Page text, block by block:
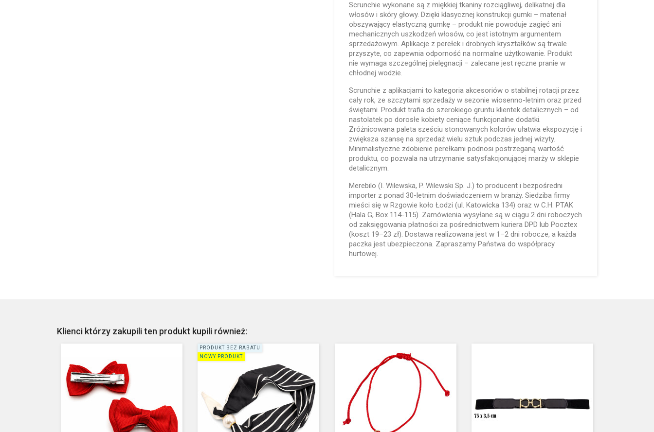
Scrunchie wykonane są z miękkiej tkaniny rozciągliwej, delikatnej dla
włosów i skóry głowy. Dzięki klasycznej konstrukcji gumki – materiał
obszywający elastyczną gumkę – produkt nie powoduje zagięć ani
mechanicznych uszkodzeń włosów, co jest istotnym argumentem
sprzedażowym. Aplikacje z perełek i drobnych kryształków są trwale
przyszyte, co zapewnia odporność na normalne użytkowanie. Produkt
nie wymaga szczególnej pielęgnacji – zalecane jest ręczne pranie w
chłodnej wodzie.
Scrunchie z aplikacjami to kategoria akcesoriów o stabilnej rotacji przez
cały rok, ze szczytami sprzedaży w sezonie wiosenno-letnim oraz przed
świętami. Produkt trafia do szerokiego gruntu klientek detalicznych – od
nastolatek po dorosłe kobiety ceniące funkcjonalne dodatki.
Zróżnicowana paleta sześciu stonowanych kolorów ułatwia ekspozycję i
zwiększa szansę na sprzedaż wielu sztuk podczas jednej wizyty.
Minimalistyczne zdobienie perełkami podnosi postrzeganą wartość
produktu, co pozwala na utrzymanie satysfakcjonującej marży w sklepie
detalicznym.
Merebilo (I. Wilewska, P. Wilewski Sp. J.) to producent i bezpośredni
importer z ponad 30-letnim doświadczeniem w branży. Siedziba firmy
mieści się w Rzgowie koło Łodzi (ul. Katowicka 134) oraz w C.H. PTAK
(Hala G, Box 114-115). Zamówienia wysyłane są w ciągu 2 dni roboczych
od zaksięgowania płatności za pośrednictwem kuriera DPD lub Pocztex
(koszt 19–23 zł). Dostawa realizowana jest w 1–2 dni robocze, a każda
paczka jest ubezpieczona. Zapraszamy Państwa do współpracy
hurtowej.
Klienci którzy zakupili ten produkt kupili również:
PRODUKT BEZ RABATU
NOWY PRODUKT